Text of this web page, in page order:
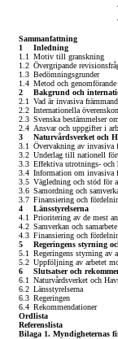
Sammanfattning
1
Inledning
1.1
Motiv till granskning
1.2 Övergripande
1.3 Bedömningsgrunder
1.4 Metod och genomförande
2
Bakgrund och
2.1
Vad är invasiva
2.2 Internationella
2.3 Svenska bestämmelser
2.4 Ansvar och uppgifter i
3
Naturvårdsverket och
3.1
Övervakning av invasiva
3.2 Underlag till nationell
3.3 Effektiva utrotnings- och
3.4 Information om invasiva
3.5 Vägledning och stöd för
3.6 Samordning och
3.7 Finansiering och
4
Länsstyrelserna
4.1
Prioritering av de mest
4.2 Samverkan och samarbete
4.3 Finansiering och
5
Regeringens styrning
5.1
Regeringens styrning av
5.2 Uppföljning av arbetet
6
Slutsatser och
6.1
Naturvårdsverket och
6.2 Länsstyrelserna
6.3 Regeringen
6.4 Rekommendationer
Ordlista
Referenslista
Bilaga 1. Myndigheternas